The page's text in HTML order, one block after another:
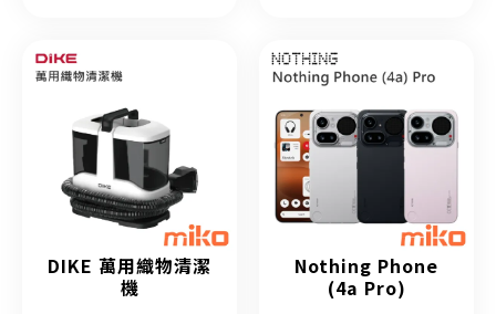
DIKE 萬用織物清潔
機
Nothing Phone
(4a Pro)